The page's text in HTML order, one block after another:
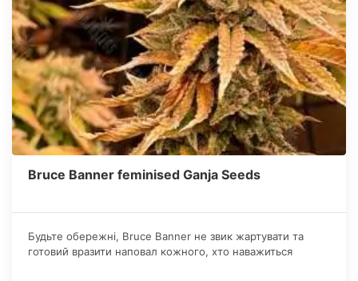
Bruce Banner feminised Ganja Seeds
Будьте обережні, Bruce Banner не звик жартувати та
готовий вразити наповал кожного, хто наважиться